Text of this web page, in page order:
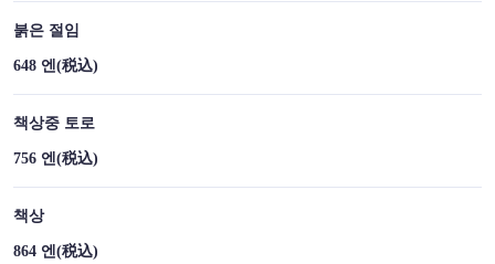
붉은 절임
648 엔(税込)
책상중 토로
756 엔(税込)
책상
864 엔(税込)